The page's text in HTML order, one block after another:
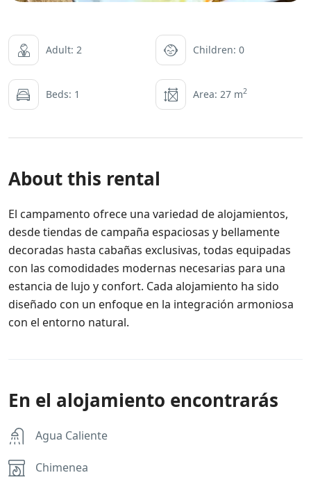
Adult: 2 Children: 0
Beds: 1 Area: 27 m2
About this rental
El campamento ofrece una variedad de alojamientos,
desde tiendas de campaña espaciosas y bellamente
decoradas hasta cabañas exclusivas, todas equipadas
con las comodidades modernas necesarias para una
estancia de lujo y confort. Cada alojamiento ha sido
diseñado con un enfoque en la integración armoniosa
con el entorno natural.
En el alojamiento encontrarás
Agua Caliente
Chimenea